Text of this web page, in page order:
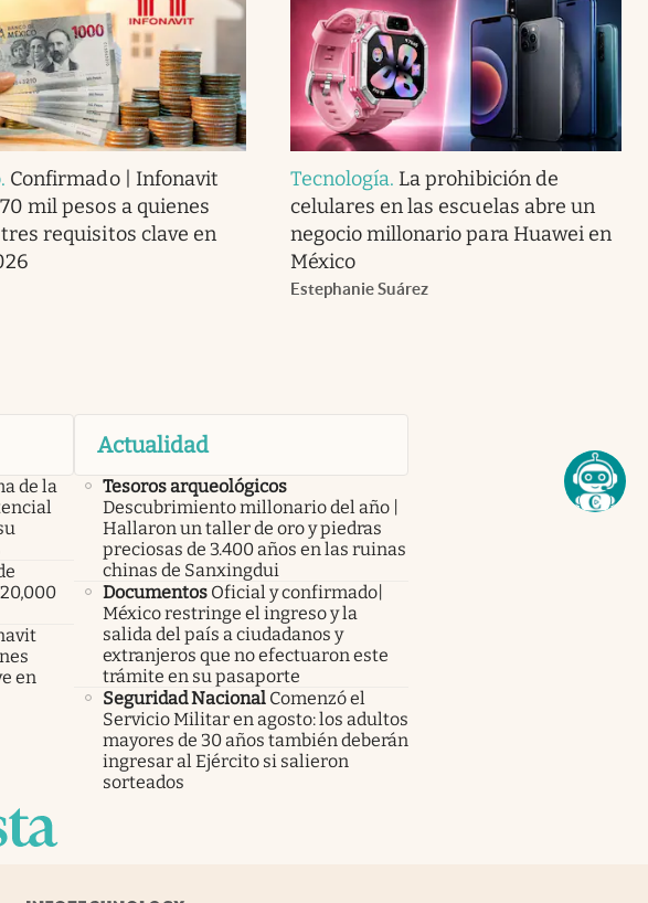
. Confirmado | Infonavit
mil pesos a quienes
requisitos clave en
Tecnología. La prohibición de
celulares en las escuelas abre un
negocio millonario para Huawei en
México
Estephanie Suárez
de la
en
Actualidad
Tesoros arqueológicos
Descubrimiento millonario del año |
Hallaron un taller de oro y piedras
preciosas de 3.400 años en las ruinas
chinas de Sanxingdui
Documentos Oficial y confirmado|
México restringe el ingreso y la
salida del país a ciudadanos y
extranjeros que no efectuaron este
trámite en su pasaporte
Seguridad Nacional Comenzó el
Servicio Militar en agosto: los adultos
mayores de 30 años también deberán
ingresar al Ejército si salieron
sorteados